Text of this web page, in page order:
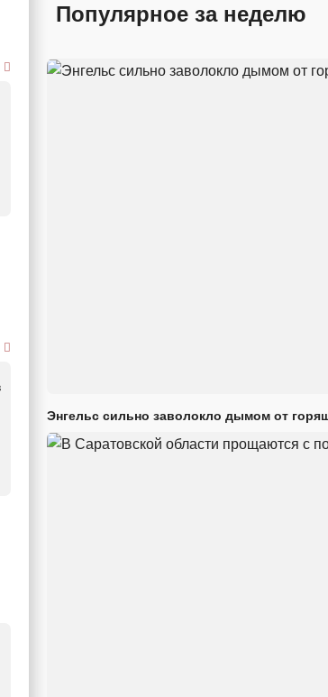
Популярное за неделю
Энгельс сильно заволокло дымом от